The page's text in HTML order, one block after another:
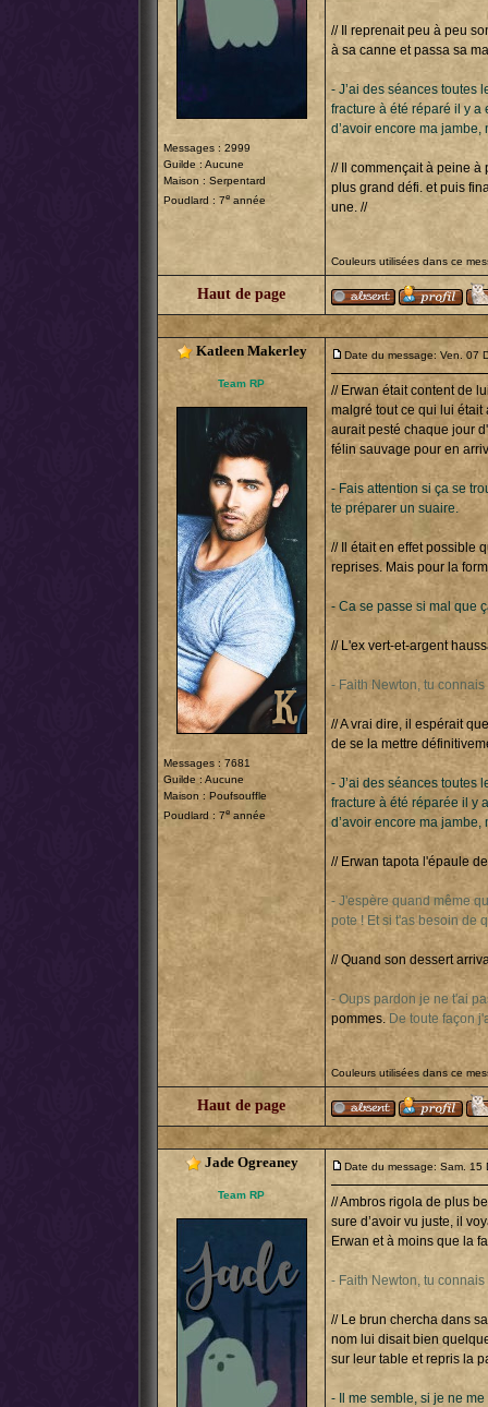
Messages : 2999
Guilde : Aucune
Maison : Serpentard
Poudlard : 7e année
// Il reprenait peu à peu
à sa canne et passa sa
- J’ai des séances toutes
fracture à été réparé il y a
d’avoir encore ma
// Il commençait à peine
plus grand défi. et puis
une. //
Couleurs utilisées dans ce
Haut de page
Katleen Makerley
Team RP
Messages : 7681
Guilde : Aucune
Maison : Poufsouffle
Poudlard : 7e année
Date du message: Ven. 07
// Erwan était content de
malgré tout ce qui lui était
aurait pesté chaque jour
félin sauvage pour en
- Fais attention si ça se
te préparer un suaire.
// Il était en effet possible
reprises. Mais pour la
- Ca se passe si mal que
// L'ex vert-et-argent
- Faith Newton, tu connais
// A vrai dire, il espérait
de se la mettre
- J’ai des séances toutes
fracture à été réparée il y
d’avoir encore ma
// Erwan tapota l'épaule
- J'espère quand même
pote ! Et si t'as besoin de
// Quand son dessert
- Oups pardon je ne t'ai
pommes. De toute façon
Couleurs utilisées dans ce
Haut de page
Jade Ogreaney
Team RP
Date du message: Sam. 15
// Ambros rigola de plus
sure d’avoir vu juste, il
Erwan et à moins que la
- Faith Newton, tu connais
// Le brun chercha dans
nom lui disait bien
sur leur table et repris la
- Il me semble, si je ne